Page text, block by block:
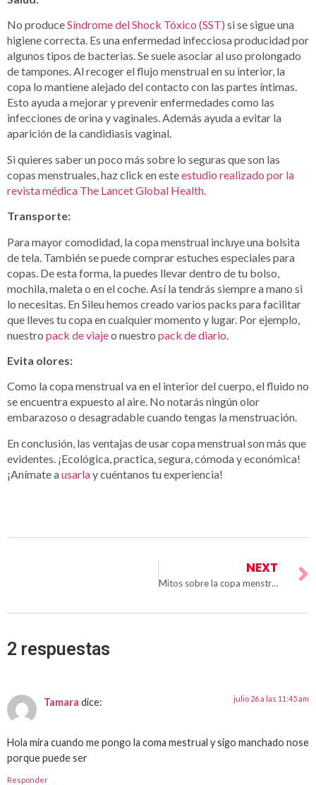
No produceSíndrome del Shock Tóxico (SST) si se sigue una
higiene correcta. Es una enfermedad infecciosa producidad por
algunos tipos de bacterias. Se suele asociar al uso prolongado
de tampones. Al recoger el flujo menstrual en su interior, la
copa lo mantiene alejado del contacto con las partes íntimas.
Esto ayuda a mejorar y prevenir enfermedades como las
infecciones de orina y vaginales. Además ayuda a evitar la
aparición de la candidiasis vaginal.
Si quieres saber un poco más sobre lo seguras que son las
copas menstruales, haz click en esteestudio realizado por la
revista médica The Lancet Global Health.
Transporte:
Para mayor comodidad, la copa menstrual incluye una bolsita
de tela. También se puede comprar estuches especiales para
copas. De esta forma, la puedes llevar dentro de tu bolso,
mochila, maleta o en el coche. Así la tendrás siempre a mano si
lo necesitas. En Sileu hemos creado varios packs para facilitar
que lleves tu copa en cualquier momento y lugar. Por ejemplo,
nuestro pack de viajeo nuestro pack de diario
Evita olores:
Como la copa menstrual va en el interior del cuerpo, el fluido no
se encuentra expuesto al aire. No notarás ningún olor
embarazoso o desagradable cuando tengas la menstruación.
En conclusión, las ventajas de usar copa menstrual son más que
evidentes. ¡Ecológica, practica, segura, cómoda y económica!
¡Anímate ausarlay cuéntanos tu experiencia!
NEXT
Mitos sobre la copa menstrual
2 respuestas
Tamara dice: julio 26 a las 11:45 am
Hola mira cuando me pongo la coma mestrual y sigo manchado nose
porque puede ser
Responder